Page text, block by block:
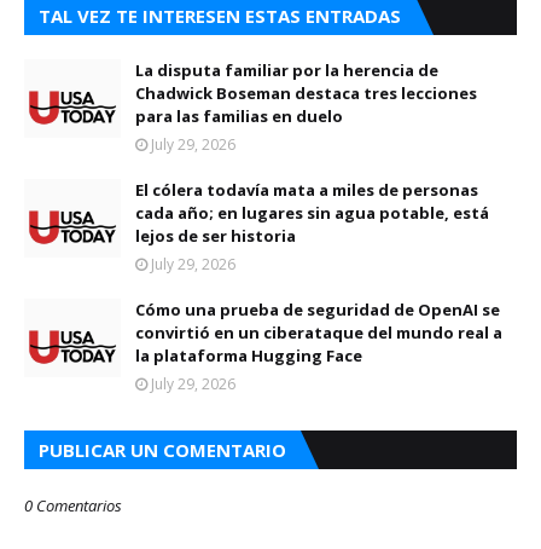
TAL VEZ TE INTERESEN ESTAS ENTRADAS
La disputa familiar por la herencia de
Chadwick Boseman destaca tres lecciones
para las familias en duelo
July 29, 2026
El cólera todavía mata a miles de personas
cada año; en lugares sin agua potable, está
lejos de ser historia
July 29, 2026
Cómo una prueba de seguridad de OpenAI se
convirtió en un ciberataque del mundo real a
la plataforma Hugging Face
July 29, 2026
PUBLICAR UN COMENTARIO
0 Comentarios